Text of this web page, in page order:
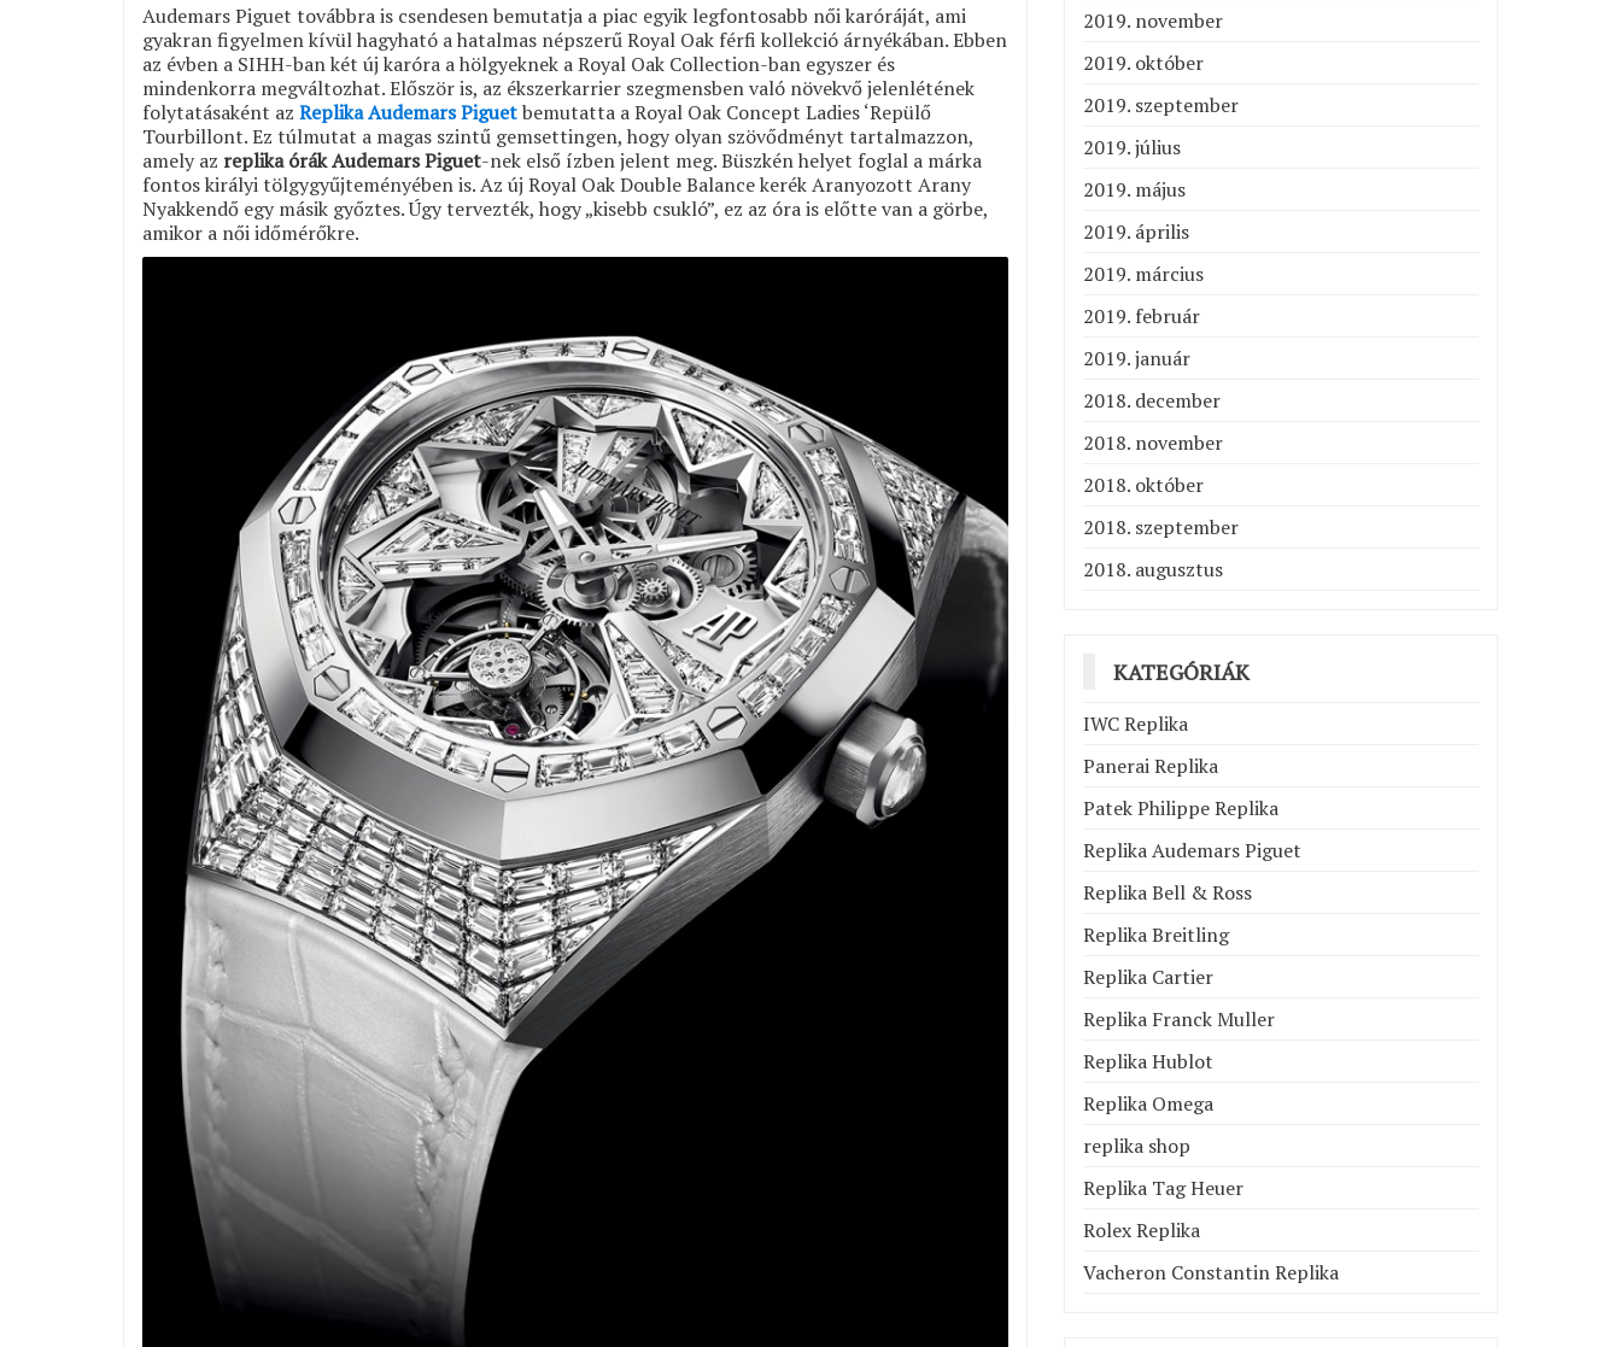
Audemars Piguet továbbra is csendesen bemutatja a piac egyik legfontosabb női karóráját, ami
gyakran figyelmen kívül hagyható a hatalmas népszerű Royal Oak férfi kollekció árnyékában. Ebben
az évben a SIHH-ban két új karóra a hölgyeknek a Royal Oak Collection-ban egyszer és
mindenkorra megváltozhat. Először is, az ékszerkarrier szegmensben való növekvő jelenlétének
folytatásaként az Replika Audemars Piguetbemutatta a Royal Oak Concept Ladies ‘Repülő
Tourbillont. Ez túlmutat a magas szintű gemsettingen, hogy olyan szövődményt tartalmazzon,
amely az replika órák Audemars Piguet-nek első ízben jelent meg. Büszkén helyet foglal a márka
fontos királyi tölgygyűjteményében is. Az új Royal Oak Double Balance kerék Aranyozott Arany
Nyakkendő egy másik győztes. Úgy tervezték, hogy „kisebb csukló”, ez az óra is előtte van a görbe,
amikor a női időmérőkre.
2019. november
2019. október
2019. szeptember
2019. július
2019. május
2019. április
2019. március
2019. február
2019. január
2018. december
2018. november
2018. október
2018. szeptember
2018. augusztus
KATEGÓRIÁK
IWC Replika
Panerai Replika
Patek Philippe Replika
Replika Audemars Piguet
Replika Bell & Ross
Replika Breitling
Replika Cartier
Replika Franck Muller
Replika Hublot
Replika Omega
replika shop
Replika Tag Heuer
Rolex Replika
Vacheron Constantin Replika